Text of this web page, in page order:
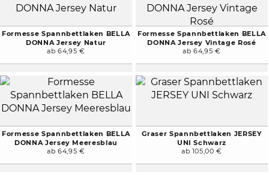
Formesse Spannbettlaken BELLA
DONNA Jersey Natur
ab 64,95 €
Formesse Spannbettlaken BELLA
DONNA Jersey Vintage Rosé
ab 64,95 €
Formesse Spannbettlaken BELLA
DONNA Jersey Meeresblau
ab 64,95 €
Graser Spannbettlaken JERSEY
UNI Schwarz
ab 105,00 €